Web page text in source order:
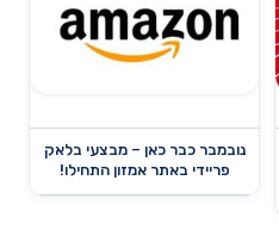
נובמבר כבר כאן – מבצעי בלאק
פריידי באתר אמזון התחילו!